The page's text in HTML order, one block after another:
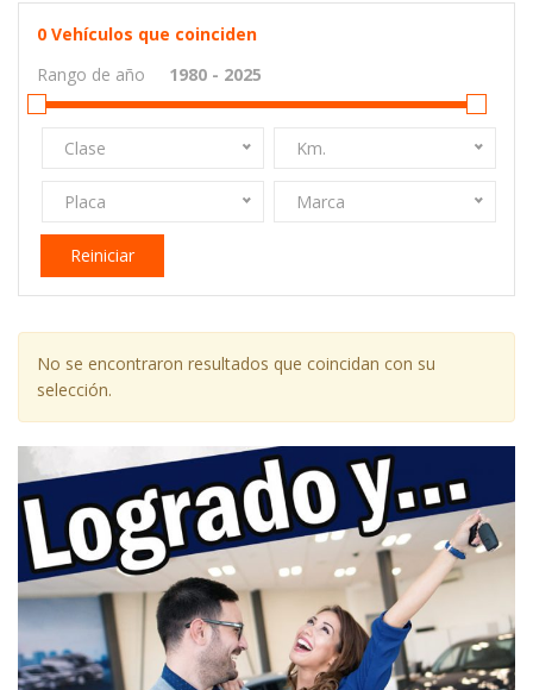
0 Vehículos que coinciden
Rango de año
Clase Km.
Placa Marca
Reiniciar
No se encontraron resultados que coincidan con su
selección.